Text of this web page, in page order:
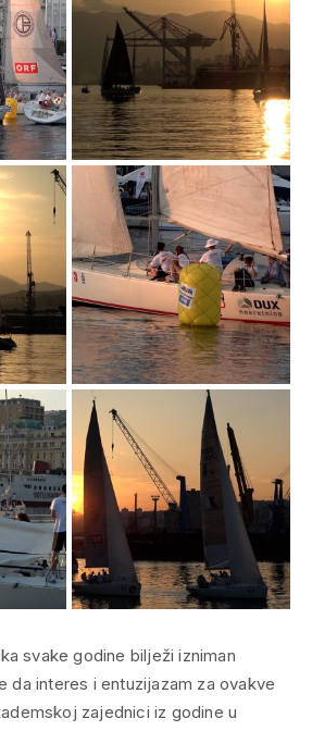
svake godine bilježi izniman
da interes i entuzijazam za ovakve
zajednici iz godine u